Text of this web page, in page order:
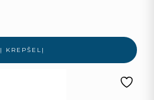
Į KREPŠELĮ